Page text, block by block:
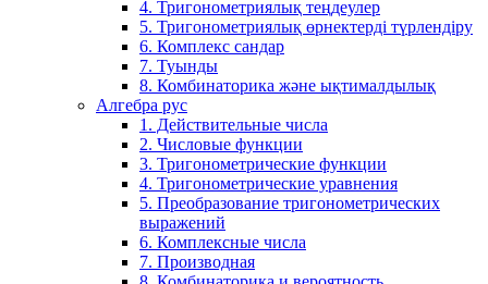
4. Тригонометриялық теңдеулер
5. Тригонометриялық өрнектерді түрлендіру
6. Комплекс сандар
7. Туынды
8. Комбинаторика және ықтималдылық
Алгебра рус
1. Действительные числа
2. Числовые функции
3. Тригонометрические функции
4. Тригонометрические уравнения
5. Преобразование тригонометрических
выражений
6. Комплексные числа
7. Производная